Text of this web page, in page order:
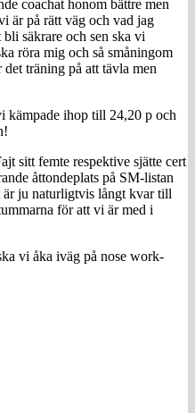
coachat honom bättre men
är på rätt väg och vad jag
säkrare och sen ska vi
röra mig och så småningom
träning på att tävla men
kämpade ihop till 24,20 p och
sitt femte respektive sjätte cert
åttondeplats på SM-listan
är ju naturligtvis långt kvar till
för att vi är med i
vi åka iväg på nose work-